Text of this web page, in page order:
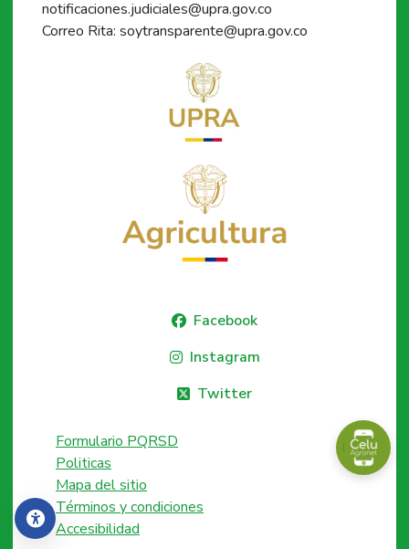
Accesibilidad
notificaciones.judiciales@upra.gov.co
Correo Rita: soytransparente@upra.gov.co
Facebook
Instagram
Twitter
Formulario PQRSD
Politicas
Mapa del sitio
Términos y condiciones
Accesibilidad